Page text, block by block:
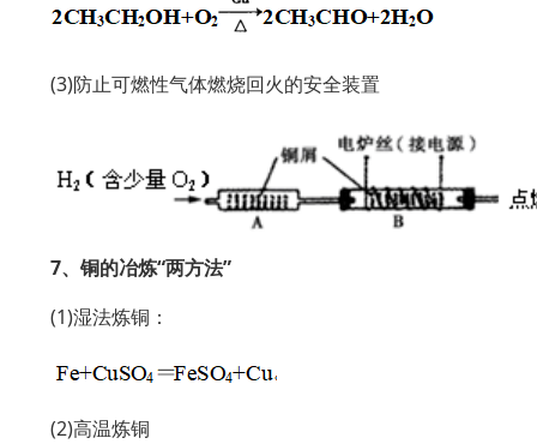
(3)防止可燃性气体燃烧回火的安全装置
7、铜的冶炼“两方法”
(1)湿法炼铜：
(2)高温炼铜